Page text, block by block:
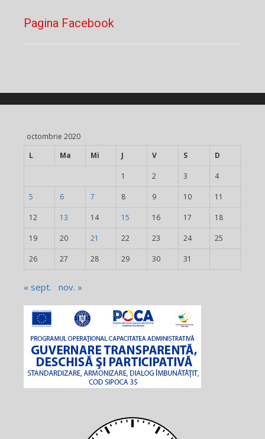
Pagina Facebook
octombrie 2020
L
Ma Mi J V S D
1 2 3 4
5 6 7 8 9 10 11
12 13 14 15 16 17 18
19 20 21 22 23 24 25
26 27 28 29 30 31
« sept. nov. »